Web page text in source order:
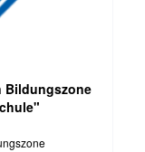
Bildungszone